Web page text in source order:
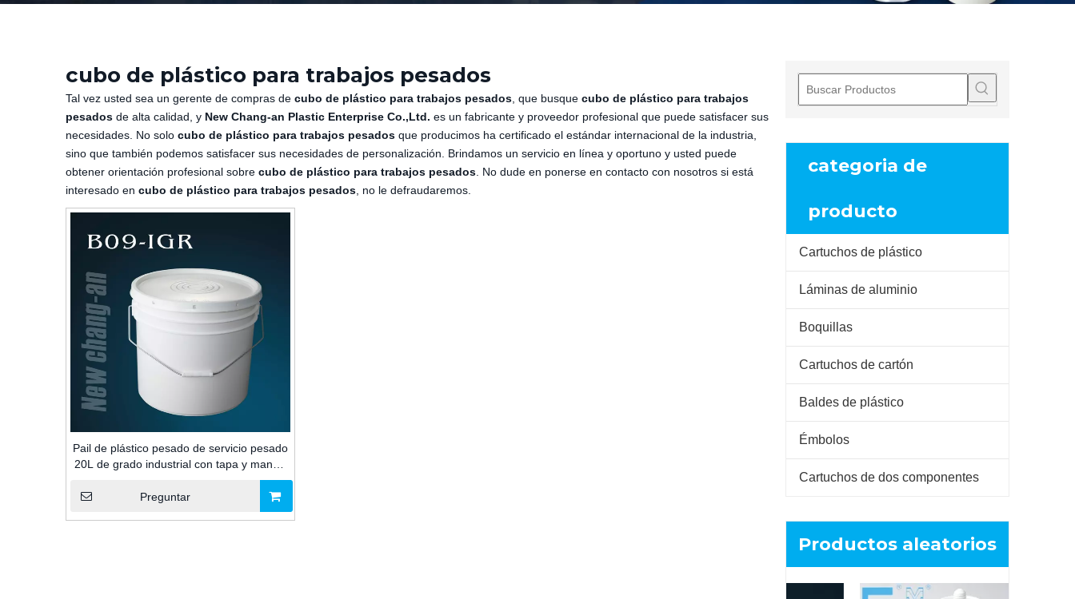
cubo de plástico para trabajos pesados
Tal vez usted sea un gerente de compras de cubo de plástico para trabajos pesados , que busque cubo de plástico para trabajos
pesados de alta calidad, y New Chang-an Plastic Enterprise Co.,Ltd. es un fabricante y proveedor profesional que puede satisfacer sus
necesidades. No solo cubo de plástico para trabajos pesados que producimos ha certificado el estándar internacional de la industria,
sino que también podemos satisfacer sus necesidades de personalización. Brindamos un servicio en línea y oportuno y usted puede
obtener orientación profesional sobre cubo de plástico para trabajos pesados . No dude en ponerse en contacto con nosotros si está
interesado en cubo de plástico para trabajos pesados , no le defraudaremos.
Pail de plástico pesado de servicio pesado
20L de grado industrial con tapa y mango
para el paquete de adhesivos de
construcción
Preguntar
categoria de
producto
Cartuchos de plástico
Láminas de aluminio
Boquillas
Cartuchos de cartón
Baldes de plástico
Émbolos
Cartuchos de dos componentes
Productos aleatorios